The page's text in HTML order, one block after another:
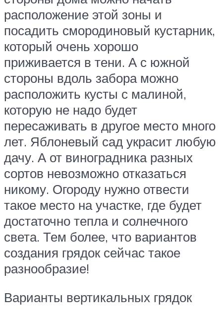
расположение этой зоны и
посадить смородиновый кустарник,
который очень хорошо
приживается в тени. А с южной
стороны вдоль забора можно
расположить кусты с малиной,
которую не надо будет
пересаживать в другое место много
лет. Яблоневый сад украсит любую
дачу. А от виноградника разных
сортов невозможно отказаться
никому. Огороду нужно отвести
такое место на участке, где будет
достаточно тепла и солнечного
света. Тем более, что вариантов
создания грядок сейчас такое
разнообразие!
Варианты вертикальных грядок